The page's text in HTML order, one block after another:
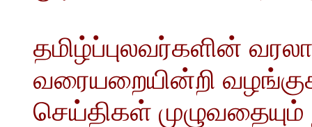
தமிழ்ப்புலவர்களின்
வரையறையின்றி
செய்திகள் முழுவதையும்